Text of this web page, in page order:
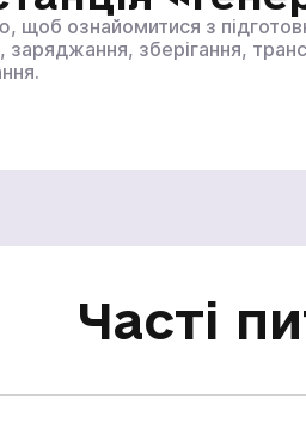
щоб ознайомитися з
заряджання, зберігання,
Часті